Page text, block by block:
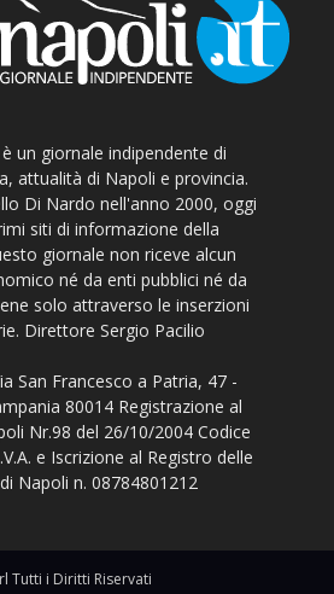
un giornale indipendente di
attualità di Napoli e provincia.
Di Nardo nell'anno 2000, oggi
siti di informazione della
giornale non riceve alcun
né da enti pubblici né da
solo attraverso le inserzioni
Direttore Sergio Pacilio
San Francesco a Patria, 47 -
80014 Registrazione al
Nr.98 del 26/10/2004 Codice
e Iscrizione al Registro delle
Napoli n. 08784801212
Tutti i Diritti Riservati